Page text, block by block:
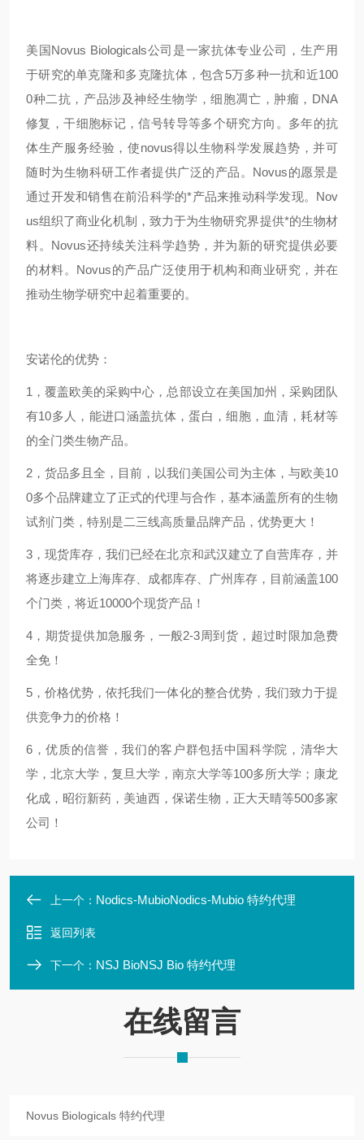
美国Novus Biologicals公司是一家抗体专业公司，生产用
于研究的单克隆和多克隆抗体，包含5万多种一抗和近100
0种二抗，产品涉及神经生物学，细胞凋亡，肿瘤，DNA
修复，干细胞标记，信号转导等多个研究方向。多年的抗
体生产服务经验，使novus得以生物科学发展趋势，并可
随时为生物科研工作者提供广泛的产品。Novus的愿景是
通过开发和销售在前沿科学的*产品来推动科学发现。Nov
us组织了商业化机制，致力于为生物研究界提供*的生物材
料。Novus还持续关注科学趋势，并为新的研究提供必要
的材料。Novus的产品广泛使用于机构和商业研究，并在
推动生物学研究中起着重要的。
安诺伦的优势：
1，覆盖欧美的采购中心，总部设立在美国加州，采购团队
有10多人，能进口涵盖抗体，蛋白，细胞，血清，耗材等
的全门类生物产品。
2，货品多且全，目前，以我们美国公司为主体，与欧美10
0多个品牌建立了正式的代理与合作，基本涵盖所有的生物
试剂门类，特别是二三线高质量品牌产品，优势更大！
3，现货库存，我们已经在北京和武汉建立了自营库存，并
将逐步建立上海库存、成都库存、广州库存，目前涵盖100
个门类，将近10000个现货产品！
4，期货提供加急服务，一般2-3周到货，超过时限加急费
全免！
5，价格优势，依托我们一体化的整合优势，我们致力于提
供竞争力的价格！
6，优质的信誉，我们的客户群包括中国科学院，清华大
学，北京大学，复旦大学，南京大学等100多所大学；康龙
化成，昭衍新药，美迪西，保诺生物，正大天晴等500多家
公司！
上一个： Nodics-MubioNodics-Mubio 特约代理
返回列表
下一个： NSJ BioNSJ Bio 特约代理
在线留言